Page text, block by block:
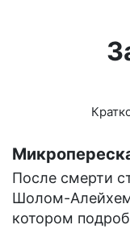
После смерти
Шолом-Алейхем
котором